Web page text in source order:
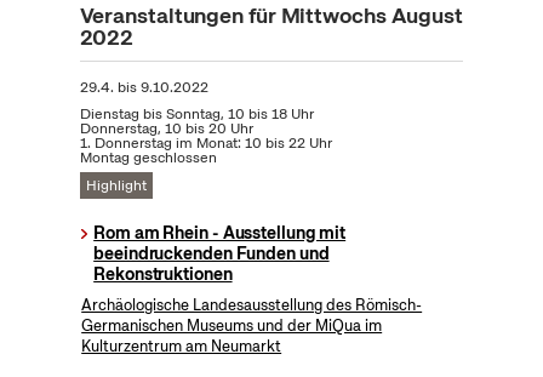
Veranstaltungen für Mittwochs August
2022
29.4. bis9.10.2022
Dienstag bis Sonntag, 10 bis 18 Uhr
Donnerstag, 10 bis 20 Uhr
1. Donnerstag im Monat: 10 bis 22 Uhr
Montag geschlossen
Highlight
Rom am Rhein - Ausstellung mit
beeindruckenden Funden und
Rekonstruktionen
Archäologische Landesausstellung des Römisch-
Germanischen Museums und der MiQua im
Kulturzentrum am Neumarkt